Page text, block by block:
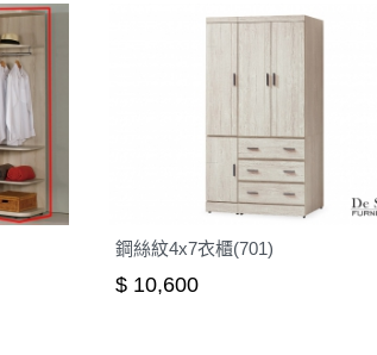
鋼絲紋4x7衣櫃(701)
$ 10,600